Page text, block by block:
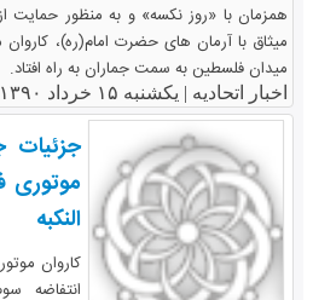
همزمان با «روز نکسه» و به منظور
میثاق با آرمان های حضرت امام(ره)، کاروان
میدان فلسطین به سمت جماران به راه افتاد.
اخبار اتحادیه | یکشنبه ۱۵ خرداد ۱۳۹۰
جزئیات
موتوری
النکبه
کاروان